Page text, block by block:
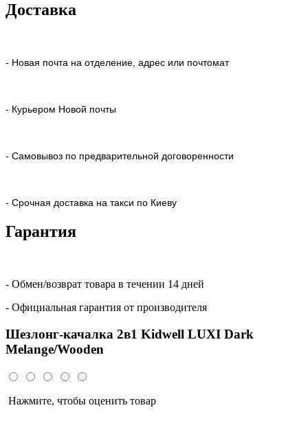
Доставка
- Новая почта на отделение, адрес или почтомат
- Курьером Новой почты
- Самовывоз по предварительной договоренности
- Срочная доставка на такси по Киеву
Гарантия
- Обмен/возврат товара в течении 14 дней
- Официальная гарантия от производителя
Шезлонг-качалка 2в1 Kidwell LUXI Dark
Melange/Wooden
Нажмите, чтобы оценить товар